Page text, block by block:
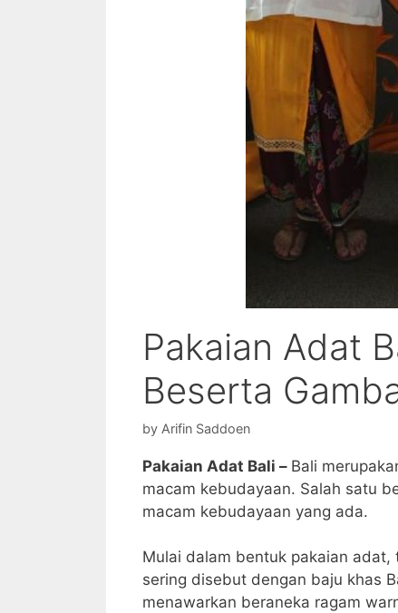
Pakaian Adat
Beserta
by Arifin Saddoen
Pakaian Adat Bali – Bali
macam kebudayaan. Salah satu
macam kebudayaan yang ada.
Mulai dalam bentuk pakaian
sering disebut dengan baju khas
menawarkan beraneka ragam